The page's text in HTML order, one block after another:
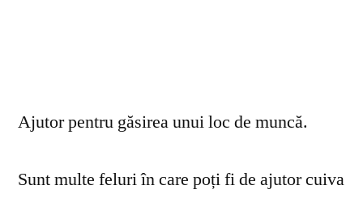
Ajutor pentru găsirea unui loc de muncă.
Sunt multe feluri în care poți fi de ajutor cuiva